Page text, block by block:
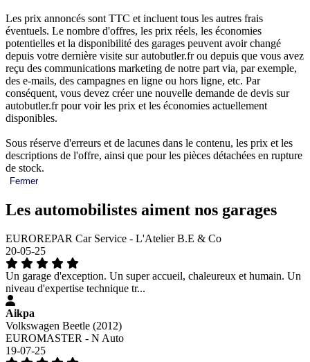
Les prix annoncés sont TTC et incluent tous les autres frais
éventuels. Le nombre d'offres, les prix réels, les économies
potentielles et la disponibilité des garages peuvent avoir changé
depuis votre dernière visite sur autobutler.fr ou depuis que vous avez
reçu des communications marketing de notre part via, par exemple,
des e-mails, des campagnes en ligne ou hors ligne, etc. Par
conséquent, vous devez créer une nouvelle demande de devis sur
autobutler.fr pour voir les prix et les économies actuellement
disponibles.
Sous réserve d'erreurs et de lacunes dans le contenu, les prix et les
descriptions de l'offre, ainsi que pour les pièces détachées en rupture
de stock.
Fermer
Les automobilistes aiment nos garages
EUROREPAR Car Service - L'Atelier B.E & Co
20-05-25
Un garage d'exception. Un super accueil, chaleureux et humain. Un
niveau d'expertise technique tr...
Aikpa
Volkswagen Beetle (2012)
EUROMASTER - N Auto
19-07-25